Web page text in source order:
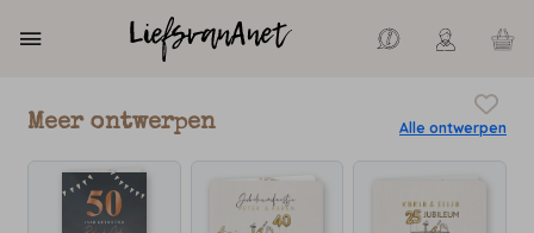
Meer ontwerpen Alle ontwerpen